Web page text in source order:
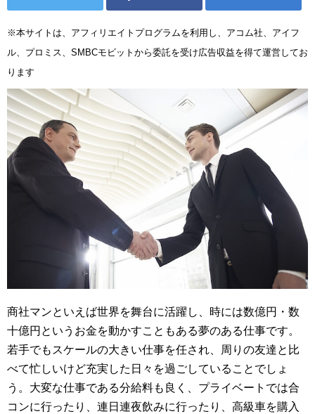
※本サイトは、アフィリエイトプログラムを利用し、アコム社、アイフ
ル、プロミス、SMBCモビットから委託を受け広告収益を得て運営してお
ります
商社マンといえば世界を舞台に活躍し、時には数億円・数
十億円というお金を動かすこともある夢のある仕事です。
若手でもスケールの大きい仕事を任され、周りの友達と比
べて忙しいけど充実した日々を過ごしていることでしょ
う。大変な仕事である分給料も良く、プライベートでは合
コンに行ったり、連日連夜飲みに行ったり、高級車を購入